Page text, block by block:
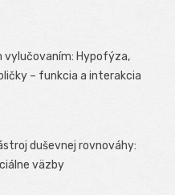
vylučovaním: Hypofýza,
– funkcia a interakcia
duševnej rovnováhy:
väzby